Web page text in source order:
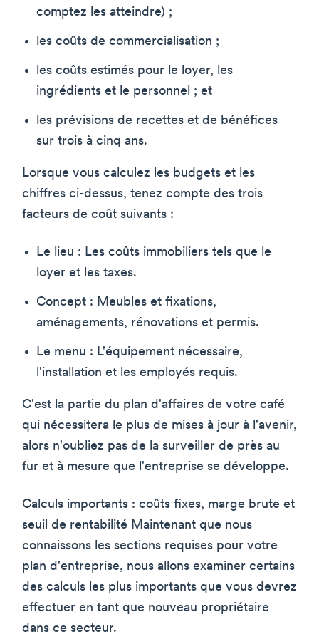
comptez les atteindre) ;
les coûts de commercialisation ;
les coûts estimés pour le loyer, les
ingrédients et le personnel ; et
les prévisions de recettes et de bénéfices
sur trois à cinq ans.
Lorsque vous calculez les budgets et les
chiffres ci-dessus, tenez compte des trois
facteurs de coût suivants :
Le lieu : Les coûts immobiliers tels que le
loyer et les taxes.
Concept : Meubles et fixations,
aménagements, rénovations et permis.
Le menu : L'équipement nécessaire,
l'installation et les employés requis.
C'est la partie du plan d'affaires de votre café
qui nécessitera le plus de mises à jour à l'avenir,
alors n'oubliez pas de la surveiller de près au
fur et à mesure que l'entreprise se développe.
Calculs importants : coûts fixes, marge brute et
seuil de rentabilité Maintenant que nous
connaissons les sections requises pour votre
plan d'entreprise, nous allons examiner certains
des calculs les plus importants que vous devrez
effectuer en tant que nouveau propriétaire
dans ce secteur.